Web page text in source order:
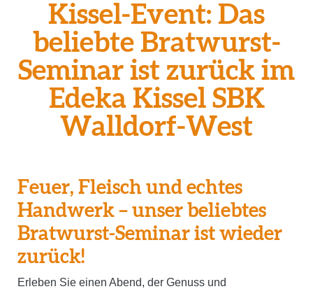
Kissel-Event: Das
beliebte Bratwurst-
Seminar ist zurück im
Edeka Kissel SBK
Walldorf-West
Feuer, Fleisch und echtes
Handwerk – unser beliebtes
Bratwurst-Seminar ist wieder
zurück!
Erleben Sie einen Abend, der Genuss und